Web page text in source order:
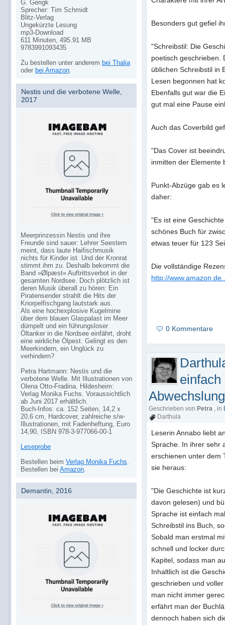
Besonders gut gefiel
"Schreibstil: Die
poetisch geschrieben.
üblichen Schreibstil in
Lesen begonnen hat
Ebenfalls gut war die
gut mal eine Pause
Auch das Coverbild
"Das Cover ist
inmitten der Elemente
Punkt-Abzüge gab es
daher:
"Es ist eine
schönes Buch für
etwas teuer für 123
Die vollständige
http://
0 Kommentare
Geschrieben von Petra , in
Darthula
Leserin Annabo liebt
Sprache. In ihrer sehr
erschienen unter dem
sie heraus:
"Die Geschichte ist
davon gelesen) und
Sprache ist einfach
Schreibstil ins Buch,
Sobald man erstmal
schnell und locker
Kapitel, sodass man
Inhaltlich ist die
geschrieben und
man nicht immer
erfährt man der
dennoch haben sich
G. Gerigk
Sprecher: Tim Schmidt
Blitz-Verlag
Ungekürzte Lesung
mp3-Download
611 Minuten, 495.91 MB
9783991093435
Zu bestellen unter anderem bei Thalia
oder bei Amazon.
Nestis und die verbotene Welle,
2017
Meerprinzessin Nestis und ihre
Freunde sind sauer: Lehrer Seestern
meint, dass laute Haifischmusik
nichts für Kinder ist. Und der Kronrat
stimmt ihm zu. Deshalb bekommt die
Band »Ølpæst« Auftrittsverbot in der
gesamten Nordsee. Doch plötzlich ist
deren Musik überall zu hören: Ein
Piratensender strahlt die Hits der
Knorpelfischgang lautstark aus.
Als eine hochexplosive Kugelmine
über dem blauen Glaspalast im Meer
dümpelt und ein führungsloser
Öltanker in die Nordsee einfährt, droht
eine wirkliche Ölpest. Gelingt es den
Meerkindern, ein Unglück zu
verhindern?
Petra Hartmann: Nestis und die
verbotene Welle. Mit Illustrationen von
Olena Otto-Fradina. Hildesheim:
Verlag Monika Fuchs. Voraussichtlich
ab Juni 2017 erhältlich.
Buch-Infos: ca. 152 Seiten, 14,2 x
20,6 cm, Hardcover, zahlreiche s/w-
Illustrationen, mit Fadenheftung, Euro
14,90, ISBN 978-3-977066-00-1
Leseprobe
Bestellen beim Verlag Monika Fuchs.
Bestellen bei Amazon.
Demantin, 2016